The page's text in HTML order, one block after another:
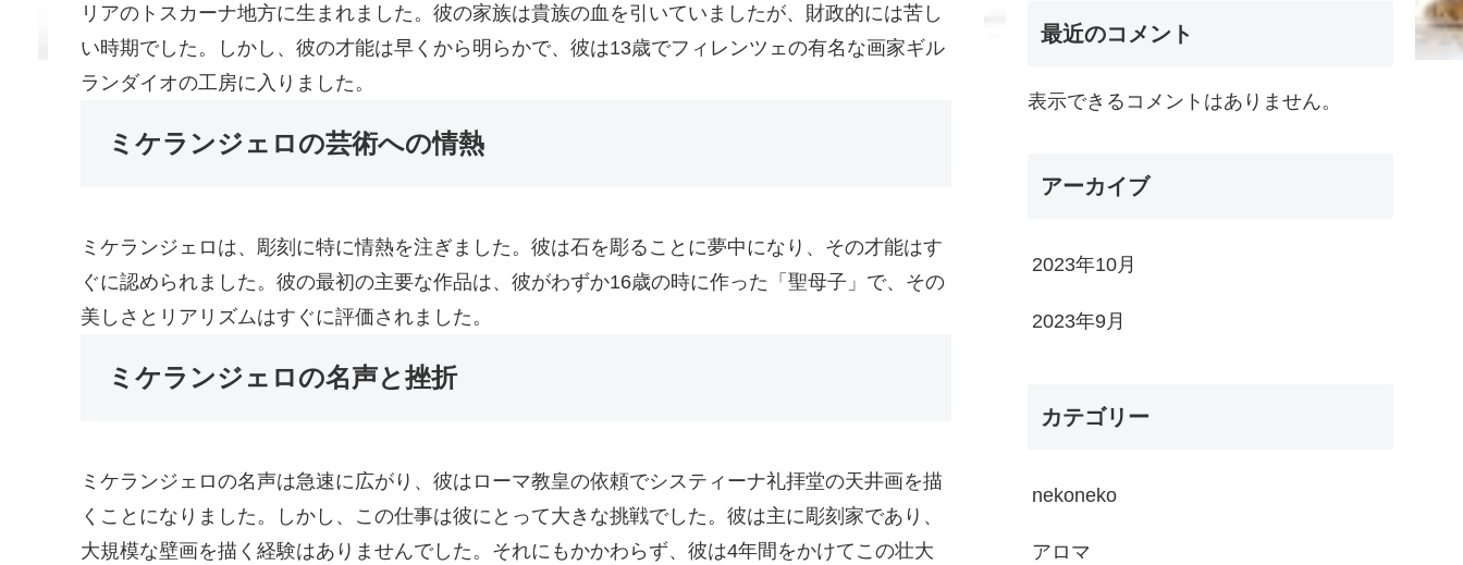
リアのトスカーナ地方に生まれました。彼の家族は貴族の血を引いていましたが、財政的には苦し
い時期でした。しかし、彼の才能は早くから明らかで、彼は13歳でフィレンツェの有名な画家ギル
ランダイオの工房に入りました。
ミケランジェロの芸術への情熱
ミケランジェロは、彫刻に特に情熱を注ぎました。彼は石を彫ることに夢中になり、その才能はす
ぐに認められました。彼の最初の主要な作品は、彼がわずか16歳の時に作った「聖母子」で、その
美しさとリアリズムはすぐに評価されました。
ミケランジェロの名声と挫折
ミケランジェロの名声は急速に広がり、彼はローマ教皇の依頼でシスティーナ礼拝堂の天井画を描
くことになりました。しかし、この仕事は彼にとって大きな挑戦でした。彼は主に彫刻家であり、
大規模な壁画を描く経験はありませんでした。それにもかかわらず、彼は4年間をかけてこの壮大
最近のコメント
表示できるコメントはありません。
アーカイブ
2023年10月
2023年9月
カテゴリー
nekoneko
アロマ